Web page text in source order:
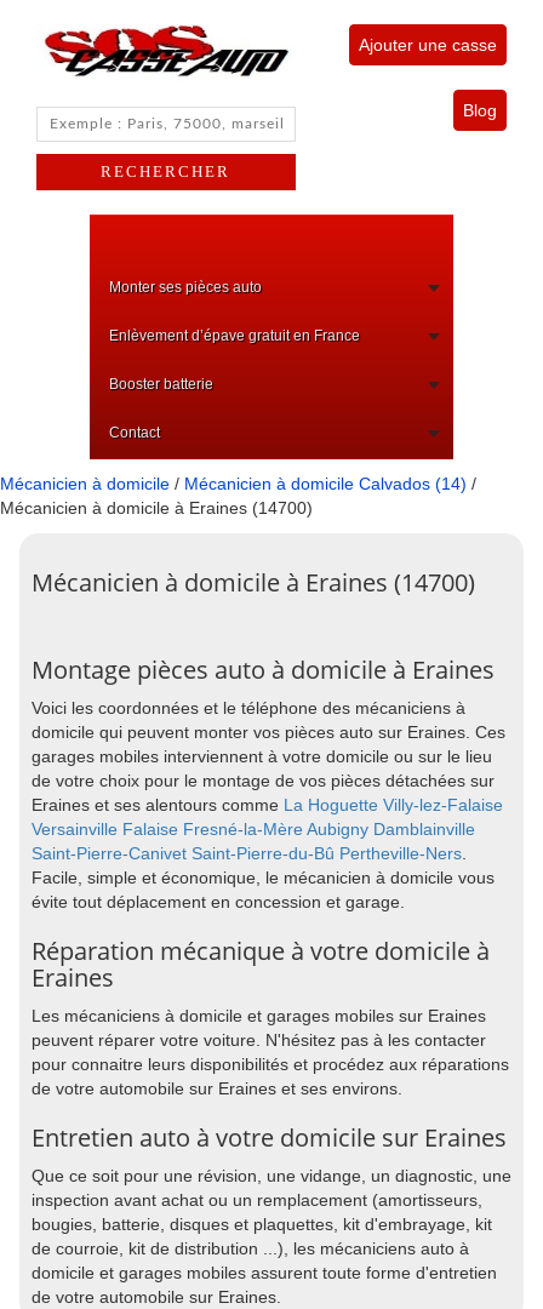
Ajouter une casse
Blog
Monter ses pièces auto
Enlèvement d’épave gratuit en France
Booster batterie
Contact
Mécanicien à domicile / Mécanicien à domicile Calvados (14) /
Mécanicien à domicile à Eraines (14700)
Mécanicien à domicile à Eraines (14700)
Montage pièces auto à domicile à Eraines
Voici les coordonnées et le téléphone des mécaniciens à
domicile qui peuvent monter vos pièces auto sur Eraines. Ces
garages mobiles interviennent à votre domicile ou sur le lieu
de votre choix pour le montage de vos pièces détachées sur
Eraines et ses alentours comme La Hoguette Villy-lez-Falaise
Versainville Falaise Fresné-la-Mère Aubigny Damblainville
Saint-Pierre-Canivet Saint-Pierre-du-Bû Pertheville-Ners.
Facile, simple et économique, le mécanicien à domicile vous
évite tout déplacement en concession et garage.
Réparation mécanique à votre domicile à
Eraines
Les mécaniciens à domicile et garages mobiles sur Eraines
peuvent réparer votre voiture. N'hésitez pas à les contacter
pour connaitre leurs disponibilités et procédez aux réparations
de votre automobile sur Eraines et ses environs.
Entretien auto à votre domicile sur Eraines
Que ce soit pour une révision, une vidange, un diagnostic, une
inspection avant achat ou un remplacement (amortisseurs,
bougies, batterie, disques et plaquettes, kit d'embrayage, kit
de courroie, kit de distribution ...), les mécaniciens auto à
domicile et garages mobiles assurent toute forme d'entretien
de votre automobile sur Eraines.